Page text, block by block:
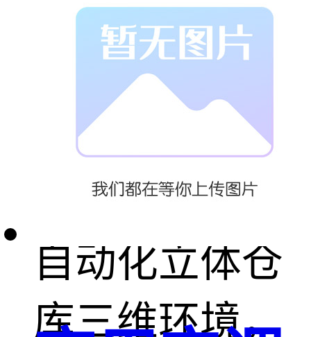
研发，具备良
好的系统性
能；
2、系统需提供
自动化立体仓
库三维环境，